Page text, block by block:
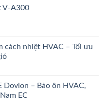
V-A300
cách nhiệt HVAC – Tối ưu
Dovlon – Bảo ôn HVAC,
EC